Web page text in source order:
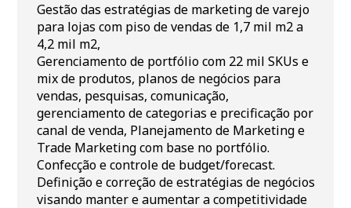
Gestão das estratégias de marketing de varejo
para lojas com piso de vendas de 1,7 mil m2 a
4,2 mil m2,
Gerenciamento de portfólio com 22 mil SKUs e
mix de produtos, planos de negócios para
vendas, pesquisas, comunicação,
gerenciamento de categorias e precificação por
canal de venda, Planejamento de Marketing e
Trade Marketing com base no portfólio.
Confecção e controle de budget/forecast.
Definição e correção de estratégias de negócios
visando manter e aumentar a competitividade